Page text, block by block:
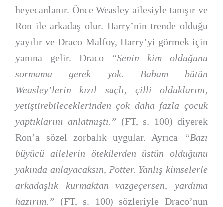
heyecanlanır. Önce Weasley ailesiyle tanışır ve
Ron ile arkadaş olur. Harry’nin trende olduğu
yayılır ve Draco Malfoy, Harry’yi görmek için
yanına gelir. Draco“Senin kim olduğunu
sormama gerek yok. Babam bütün
Weasley’lerin kızıl saçlı, çilli olduklarını,
yetiştirebileceklerinden çok daha fazla çocuk
yaptıklarını anlatmıştı.” (FT, s. 100) diyerek
Ron’a sözel zorbalık uygular. Ayrıca
“Bazı
büyücü ailelerin ötekilerden üstün olduğunu
yakında anlayacaksın, Potter. Yanlış kimselerle
arkadaşlık kurmaktan vazgeçersen, yardıma
hazırım.” (FT, s. 100) sözleriyle Draco’nun